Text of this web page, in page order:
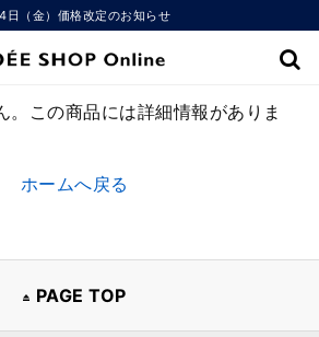
日（金）価格改定のお知らせ
。この商品には詳細情報がありま
ホームへ戻る
PAGE TOP